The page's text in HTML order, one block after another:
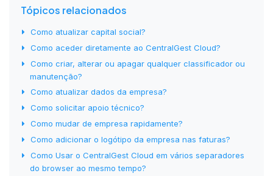
Tópicos relacionados
Como atualizar capital social?
Como aceder diretamente ao CentralGest Cloud?
Como criar, alterar ou apagar qualquer classificador ou
manutenção?
Como atualizar dados da empresa?
Como solicitar apoio técnico?
Como mudar de empresa rapidamente?
Como adicionar o logótipo da empresa nas faturas?
Como Usar o CentralGest Cloud em vários separadores
do browser ao mesmo tempo?